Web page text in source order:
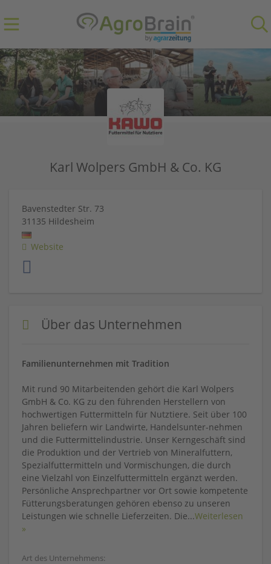
Karl Wolpers GmbH & Co. KG
Bavenstedter Str. 73
31135 Hildesheim
Website
Über das Unternehmen
Familienunternehmen mit Tradition
Mit rund 90 Mitarbeitenden gehört die Karl Wolpers
GmbH & Co. KG zu den führenden Herstellern von
hochwertigen Futtermitteln für Nutztiere. Seit über 100
Jahren beliefern wir Landwirte, Handelsunter-nehmen
und die Futtermittelindustrie. Unser Kerngeschäft sind
die Produktion und der Vertrieb von Mineralfuttern,
Spezialfuttermitteln und Vormischungen, die durch
eine Vielzahl von Einzelfuttermitteln ergänzt werden.
Persönliche Ansprechpartner vor Ort sowie kompetente
Fütterungsberatungen gehören ebenso zu unseren
Leistungen wie schnelle Lieferzeiten. Die...Weiterlesen
»
Art des Unternehmens: